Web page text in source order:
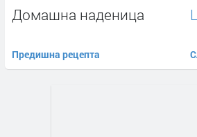
Домашна наденица
Предишна рецепта